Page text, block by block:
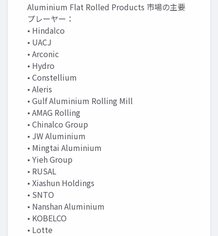
Aluminium Flat Rolled Products 市場の主要
プレーヤー：
• Hindalco
• UACJ
• Arconic
• Hydro
• Constellium
• Aleris
• Gulf Aluminium Rolling Mill
• AMAG Rolling
• Chinalco Group
• JW Aluminium
• Mingtai Aluminium
• Yieh Group
• RUSAL
• Xiashun Holdings
• SNTO
• Nanshan Aluminium
• KOBELCO
• Lotte